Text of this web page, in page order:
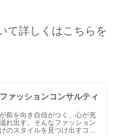
て詳しくはこちらを
ァッションコンサルティ
前を向き自信がつく、心が充
れ出す。そんなファッション
のスタイルを見つけ出すコン